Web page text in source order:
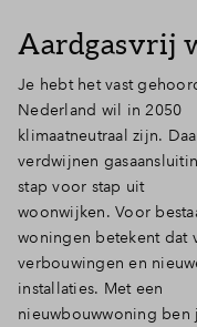
Aardgasvrij
Je hebt het vast
Nederland wil in 2050
klimaatneutraal zijn.
verdwijnen
stap voor stap uit
woonwijken. Voor
woningen betekent dat
verbouwingen en
installaties. Met een
nieuwbouwwoning ben
aardgasvrij en krijgt
duurzame oplossingen, zoals
goede isolatie,
warmtepomp of
op een warmtenet, soms
aangevuld met
Naast dat dit je een
gevoel geeft, scheelt het